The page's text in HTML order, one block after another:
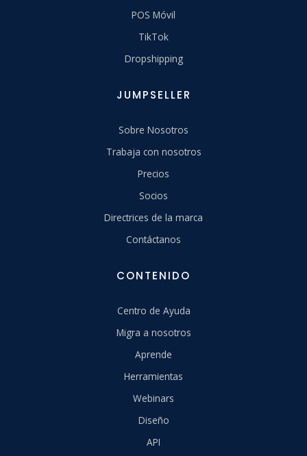
POS Móvil
TikTok
Dropshipping
JUMPSELLER
Sobre Nosotros
Trabaja con nosotros
Precios
Socios
Directrices de la marca
Contáctanos
CONTENIDO
Centro de Ayuda
Migra a nosotros
Aprende
Herramientas
Webinars
Diseño
API